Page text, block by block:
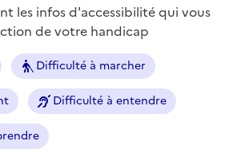
les infos d'accessibilité qui vous
de votre handicap
Difficulté à marcher
Difficulté à entendre